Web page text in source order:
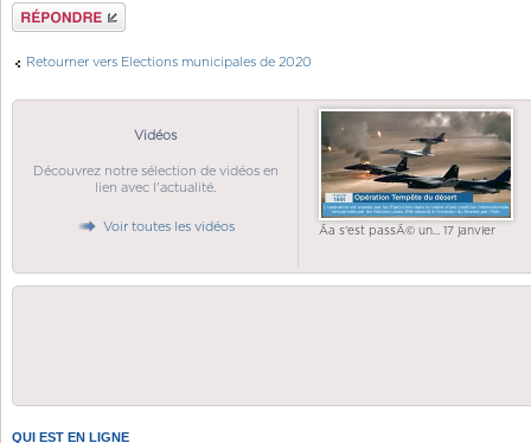
Répondre
Retourner vers Elections municipales de 2020
Vidéos
Découvrez notre sélection de vidéos en
lien avec l'actualité.
Voir toutes les vidéos Ãa s'est passÃ© un... 17 janvier
QUI EST EN LIGNE